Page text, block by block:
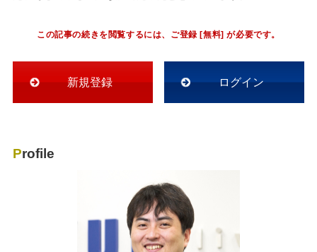
この記事の続きを閲覧するには、ご登録 [無料] が必要です。
新規登録 ログイン
Profile